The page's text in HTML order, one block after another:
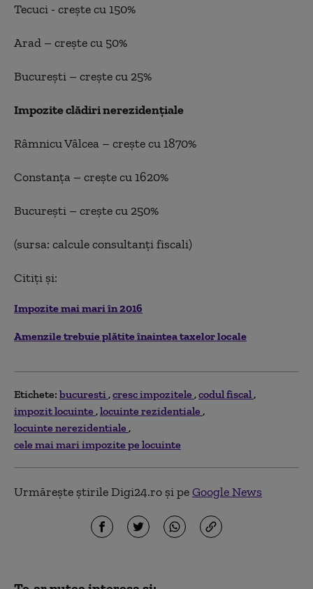
Tecuci - crește cu 150%
Arad – crește cu 50%
Bucureşti – crește cu 25%
Impozite clădiri nerezidenţiale
Râmnicu Vâlcea – crește cu 1870%
Constanţa – crește cu 1620%
Bucureşti – crește cu 250%
(sursa: calcule consultanţi fiscali)
Citiți și:
Impozite mai mari în 2016
Amenzile trebuie plătite înaintea taxelor locale
Etichete: bucuresti cresc impozitele codul fiscal
impozit locuinte locuinte rezidentiale
locuinte nerezidentiale
cele mai mari impozite pe locuinte
Urmărește știrile Digi24.ro și peGoogle News